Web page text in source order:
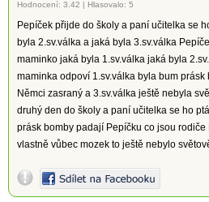
Hodnocení: 3.42 | Hlasovalo: 5
Pepíček přijde do školy a paní učitelka se
byla 2.sv.válka a jaká byla 3.sv.válka
maminko jaká byla 1.sv.válka jaká byla
maminka odpoví 1.sv.válka byla bum
Němci zasraný a 3.sv.válka ještě nebyla
druhý den do školy a paní učitelka se ho
prásk bomby padají Pepíčku co jsou
vlastně vůbec mozek to ještě nebylo